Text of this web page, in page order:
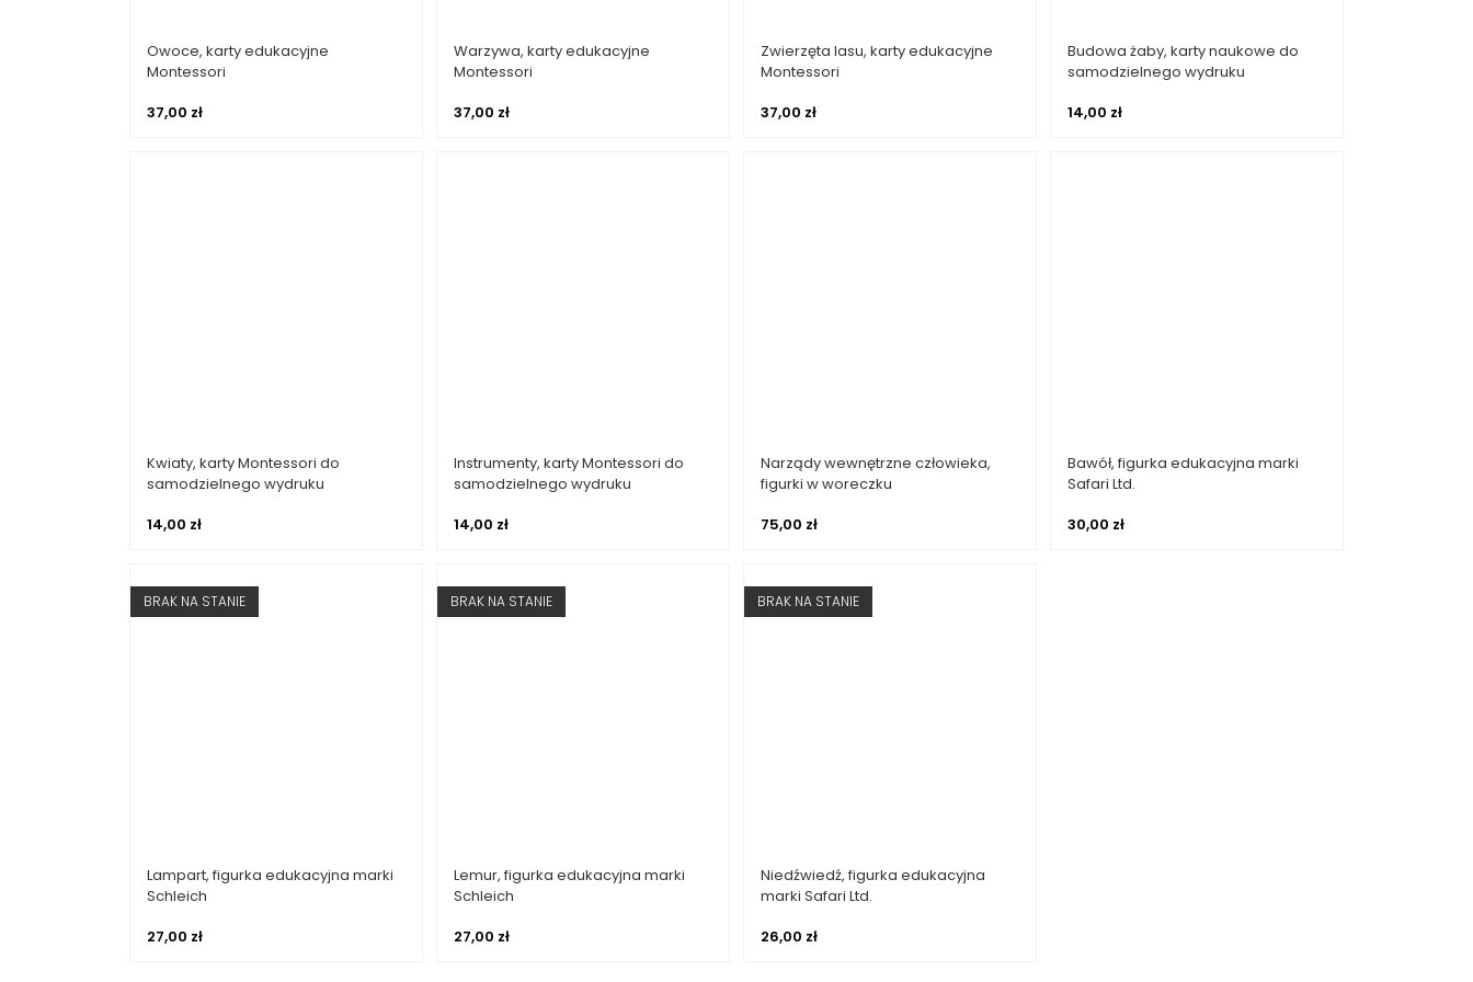
Dodaj do koszyka
Owoce, karty edukacyjne
Montessori
37,00 zł
Dodaj do koszyka
Warzywa, karty edukacyjne
Montessori
37,00 zł
Dowiedz się więcej
Zwierzęta lasu, karty edukacyjne
Montessori
37,00 zł
Dodaj do koszyka
Budowa żaby, karty naukowe do
samodzielnego wydruku
14,00 zł
Dodaj do koszyka
Kwiaty, karty Montessori do
samodzielnego wydruku
14,00 zł
Dodaj do koszyka
Instrumenty, karty Montessori do
samodzielnego wydruku
14,00 zł
Dodaj do koszyka
Narządy wewnętrzne człowieka,
figurki w woreczku
75,00 zł
Dodaj do koszyka
Bawół, figurka edukacyjna marki
Safari Ltd.
30,00 zł
BRAK NA STANIE
Dowiedz się więcej
Lampart, figurka edukacyjna marki
Schleich
27,00 zł
BRAK NA STANIE
Dowiedz się więcej
Lemur, figurka edukacyjna marki
Schleich
27,00 zł
BRAK NA STANIE
Dowiedz się więcej
Niedźwiedź, figurka edukacyjna
marki Safari Ltd.
26,00 zł